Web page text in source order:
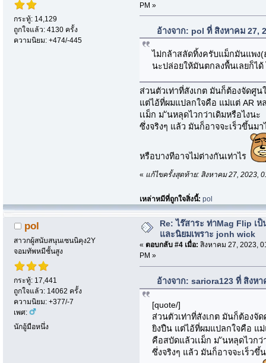
กระทู้: 14,129
ถูกใจแล้ว: 4130 ครั้ง
ความนิยม: +474/-445
PM »
อ้างจาก: pol ที่ สิงหาคม 27,
ไม่กล้าสลัดทิ้งครับแม็กมันแพง(
นะปล่อยให้มันตกลงพื้นเลยก็ได้
ส่วนตัวเท่าที่สังเกต มันก็ต้องจัดศู
แต่ไอ้ที่ผมแปลกใจคือ แม่แต่ AR
เเม็ก ม ันหลุดไวกว่าเดิมหรือไงนะ
ซึ่งจริงๆ แล้ว มันก็อาจจะเร็วขึ้นม
หรือบางทีอาจไม่ต่างกันเท่าไร
« แก้ไขครั้งสุดท้าย: สิงหาคม 27, 2023,
เหล่าหมีที่ถูกใจสิ่งนี้:pol
pol
สาวกผู้สนับสนุนเซนนิคุง2Y
จอมทัพหมีชั้นสูง
กระทู้: 17,441
ถูกใจแล้ว: 14062 ครั้ง
ความนิยม: +377/-7
เพศ:
นักอู้มือหนึ่ง
Re: ไร๊สาระ ท่าMag Flip เป็
และนิยมเพราะ jonh wick
« ตอบกลับ #4 เมื่อ: สิงหาคม 27, 2023,
PM »
อ้างจาก: sariora123 ที่ สิงห
[quote/]
ส่วนตัวเท่าที่สังเกต มันก็ต้องจั
ยิงปืน แต่ไอ้ที่ผมแปลกใจคือ แ
คือสบัดแล้วเเม็ก ม ันหลุดไวกว่
ซึ่งจริงๆ แล้ว มันก็อาจจะเร็ว